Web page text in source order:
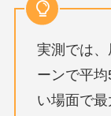
実測では
ーンで平
い場面で